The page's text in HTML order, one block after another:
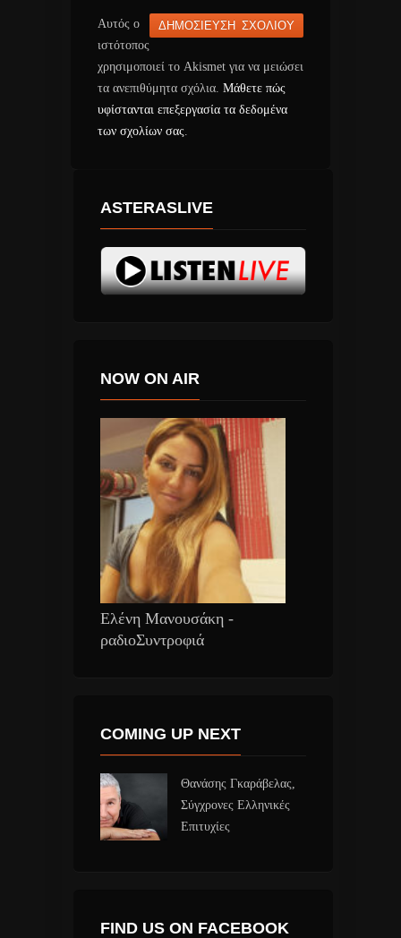
Αυτός ο
ιστότοπος
χρησιμοποιεί το Akismet για να μειώσει
τα ανεπιθύμητα σχόλια. Μάθετε πώς
υφίστανται επεξεργασία τα δεδομένα
των σχολίων σας.
ASTERASLIVE
NOW ON AIR
Ελένη Μανουσάκη -
ραδιοΣυντροφιά
COMING UP NEXT
Θανάσης Γκαράβελας,
Σύγχρονες Ελληνικές
Επιτυχίες
FIND US ON FACEBOOK